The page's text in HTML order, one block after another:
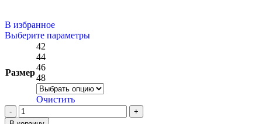
В избранное
Выберите параметры
Размер
42
44
46
48
Очистить